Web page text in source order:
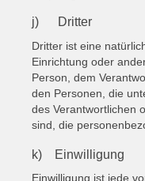
j) Dritter
Dritter ist eine
Einrichtung oder
Person, dem
den Personen, die
des Verantwortlichen
sind, die
k) Einwilligung
Einwilligung ist jede